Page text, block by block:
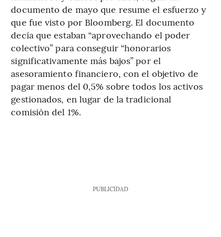
documento de mayo que resume el esfuerzo y
que fue visto por Bloomberg. El documento
decía que estaban “aprovechando el poder
colectivo” para conseguir “honorarios
significativamente más bajos” por el
asesoramiento financiero, con el objetivo de
pagar menos del 0,5% sobre todos los activos
gestionados, en lugar de la tradicional
comisión del 1%.
PUBLICIDAD